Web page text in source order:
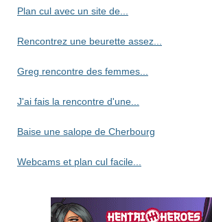
Plan cul avec un site de...
Rencontrez une beurette assez...
Greg rencontre des femmes...
J'ai fais la rencontre d'une...
Baise une salope de Cherbourg
Webcams et plan cul facile...